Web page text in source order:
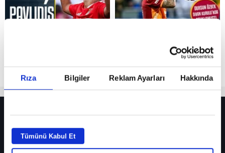
Rıza Bilgiler Reklam Ayarları Hakkında
Tümünü Kabul Et
Fenerbahçe’de sürpriz ayrılık ihtimali! Devre arasında gelmişti
Fenerbahçe’nin yeni transferi Mason Greenwood için olay sözler!